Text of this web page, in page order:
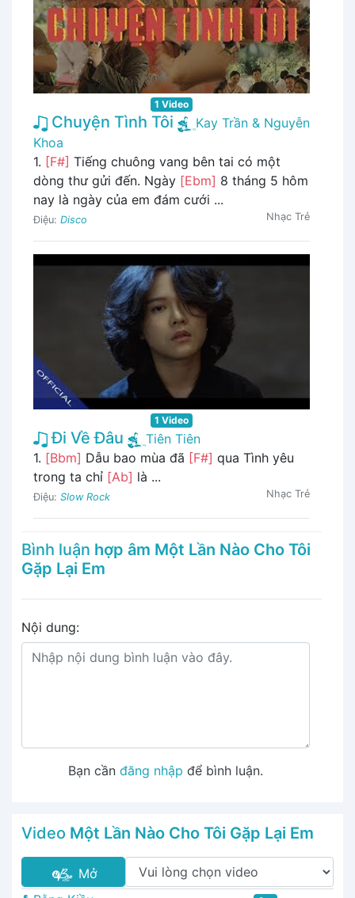
1 Video
Chuyện Tình Tôi
Kay Trần & Nguyễn
Khoa
1. [F#] Tiếng chuông vang bên tai có một
dòng thư gửi đến. Ngày [Ebm] 8 tháng 5 hôm
nay là ngày của em đám cưới ...
Điệu: Disco Nhạc Trẻ
1 Video
Đi Về Đâu
Tiên Tiên
1. [Bbm] Dẫu bao mùa đã [F#] qua Tình yêu
trong ta chỉ [Ab] là ...
Điệu: Slow Rock Nhạc Trẻ
Bình luận hợp âm Một Lần Nào Cho Tôi
Gặp Lại Em
Nội dung:
Bạn cần đăng nhập để bình luận.
Video Một Lần Nào Cho Tôi Gặp Lại Em
Mở